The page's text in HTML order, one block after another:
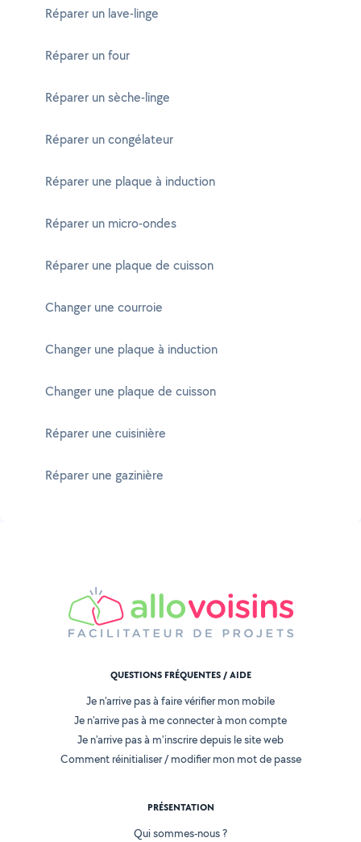
Réparer un lave-linge
Réparer un four
Réparer un sèche-linge
Réparer un congélateur
Réparer une plaque à induction
Réparer un micro-ondes
Réparer une plaque de cuisson
Changer une courroie
Changer une plaque à induction
Changer une plaque de cuisson
Réparer une cuisinière
Réparer une gazinière
QUESTIONS FRÉQUENTES / AIDE
Je n'arrive pas à faire vérifier mon mobile
Je n'arrive pas à me connecter à mon compte
Je n'arrive pas à m'inscrire depuis le site web
Comment réinitialiser / modifier mon mot de passe
PRÉSENTATION
Qui sommes-nous ?